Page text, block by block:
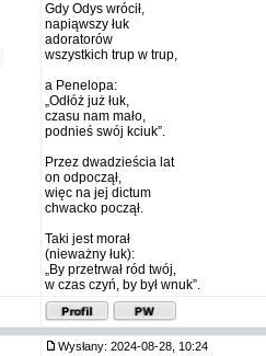
Gdy Odys wrócił,
napiąwszy łuk
adoratorów
wszystkich trup w trup,
a Penelopa:
„Odłóż już łuk,
czasu nam mało,
podnieś swój kciuk”.
Przez dwadzieścia lat
on odpoczął,
więc na jej dictum
chwacko począł.
Taki jest morał
(nieważny łuk):
„By przetrwał ród twój,
w czas czyń, by był wnuk”.
Wysłany: 2024-08-28, 10:24